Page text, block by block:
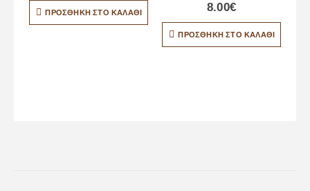
ΠΡΟΣΘΉΚΗ ΣΤΟ ΚΑΛΆΘΙ 8.00€
ΠΡΟΣΘΉΚΗ ΣΤΟ ΚΑΛΆΘΙ